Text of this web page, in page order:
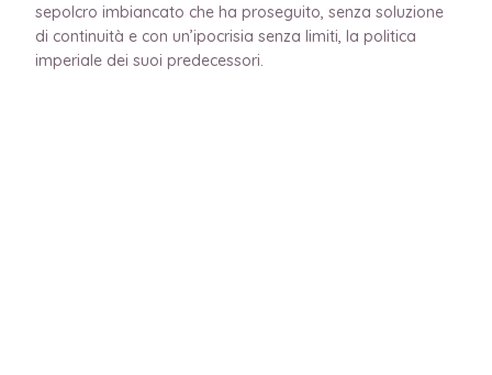
sepolcro imbiancato che ha proseguito, senza soluzione
di continuità e con un’ipocrisia senza limiti, la politica
imperiale dei suoi predecessori.